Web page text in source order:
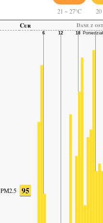
21 ~ 27°C 20
Cur
Dane z
PM2.5 95